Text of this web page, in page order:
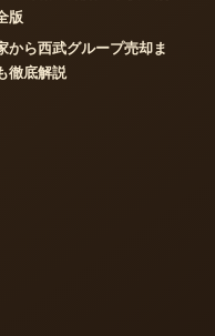
版
から西武グループ売却ま
徹底解説